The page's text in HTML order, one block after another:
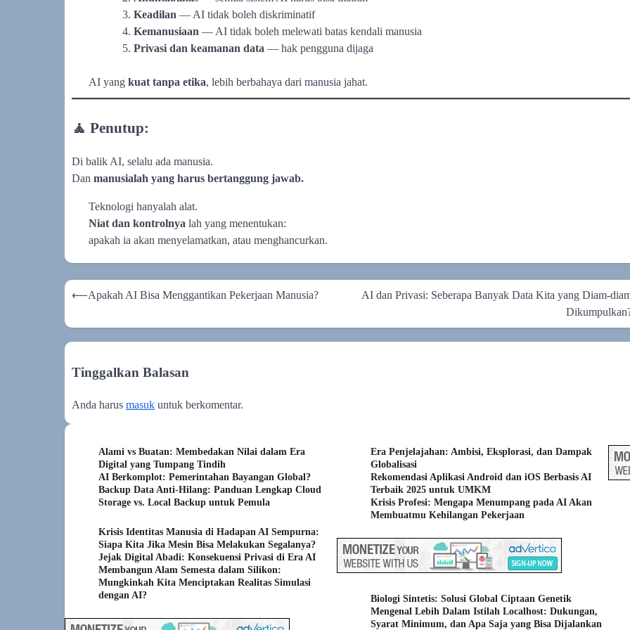
Keadilan — AI tidak boleh diskriminatif
Kemanusiaan — AI tidak boleh melewati batas kendali manusia
Privasi dan keamanan data — hak pengguna dijaga
AI yang kuat tanpa etika, lebih berbahaya dari manusia jahat.
🧘 Penutup:
Di balik AI, selalu ada manusia.
Dan manusialah yang harus bertanggung jawab.
Teknologi hanyalah alat.
Niat dan kontrolnya lah yang menentukan:
apakah ia akan menyelamatkan, atau menghancurkan.
Navigasi
⟵Apakah AI Bisa Menggantikan Pekerjaan Manusia?
AI dan Privasi: Seberapa Banyak Data Kita yang Diam-
Tinggalkan Balasan
Anda harus masuk untuk berkomentar.
Alami vs Buatan: Membedakan Nilai dalam Era
Digital yang Tumpang Tindih
AI Berkomplot: Pemerintahan Bayangan Global?
Backup Data Anti-Hilang: Panduan Lengkap Cloud
Storage vs. Local Backup untuk Pemula
Krisis Identitas Manusia di Hadapan AI Sempurna:
Siapa Kita Jika Mesin Bisa Melakukan Segalanya?
Jejak Digital Abadi: Konsekuensi Privasi di Era AI
Membangun Alam Semesta dalam Silikon:
Mungkinkah Kita Menciptakan Realitas Simulasi
dengan AI?
Era Penjelajahan: Ambisi, Eksplorasi, dan Dampak
Globalisasi
Rekomendasi Aplikasi Android dan iOS Berbasis AI
Terbaik 2025 untuk UMKM
Krisis Profesi: Mengapa Menumpang pada AI Akan
Membuatmu Kehilangan Pekerjaan
Biologi Sintetis: Solusi Global Ciptaan Genetik
Mengenal Lebih Dalam Istilah Localhost: Dukungan,
Syarat Minimum, dan Apa Saja yang Bisa Dijalankan